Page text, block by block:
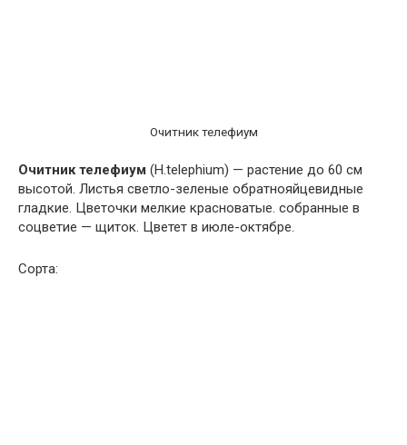
Очитник телефиум
Очитник телефиум (H.telephium) — растение до 60 см
высотой. Листья светло-зеленые обратнояйцевидные
гладкие. Цветочки мелкие красноватые. собранные в
соцветие — щиток. Цветет в июле-октябре.
Сорта: